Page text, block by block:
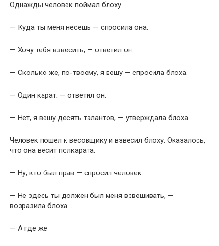
Однажды человек поймал блоху.
— Куда ты меня несешь — спросила она.
— Хочу тебя взвесить, — ответил он.
— Сколько же, по-твоему, я вешу — спросила блоха.
— Один карат, — ответил он.
— Нет, я вешу десять талантов, — утверждала блоха.
Человек пошел к весовщику и взвесил блоху. Оказалось,
что она весит полкарата.
— Ну, кто был прав — спросил человек.
— Не здесь ты должен был меня взвешивать, —
возразила блоха. .
— А где же